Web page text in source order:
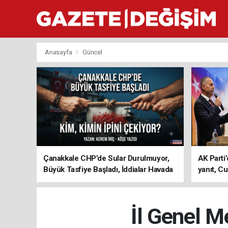
Anasayfa Güncel
Çanakkale CHP’de Sular Durulmuyor,
Büyük Tasfiye Başladı, İddialar Havada
Uçuşuyor
AK
yanıt,
ediyoruz
İl Genel